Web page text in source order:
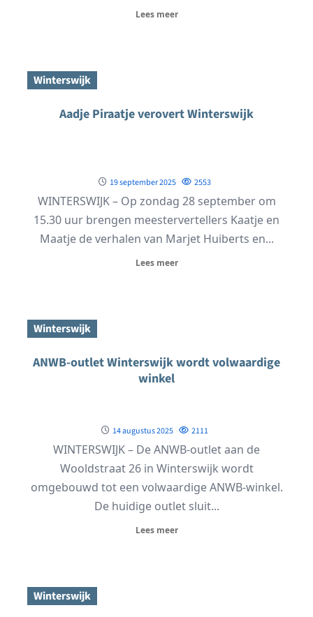
Lees meer
Winterswijk
Aadje Piraatje verovert Winterswijk
19 september 2025 2553
WINTERSWIJK – Op zondag 28 september om
15.30 uur brengen meestervertellers Kaatje en
Maatje de verhalen van Marjet Huiberts en...
Lees meer
Winterswijk
ANWB-outlet Winterswijk wordt volwaardige
winkel
14 augustus 2025 2111
WINTERSWIJK – De ANWB-outlet aan de
Wooldstraat 26 in Winterswijk wordt
omgebouwd tot een volwaardige ANWB-winkel.
De huidige outlet sluit...
Lees meer
Winterswijk